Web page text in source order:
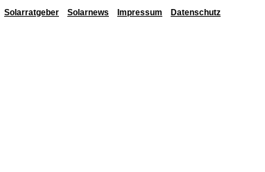
Solarratgeber Solarnews Impressum Datenschutz